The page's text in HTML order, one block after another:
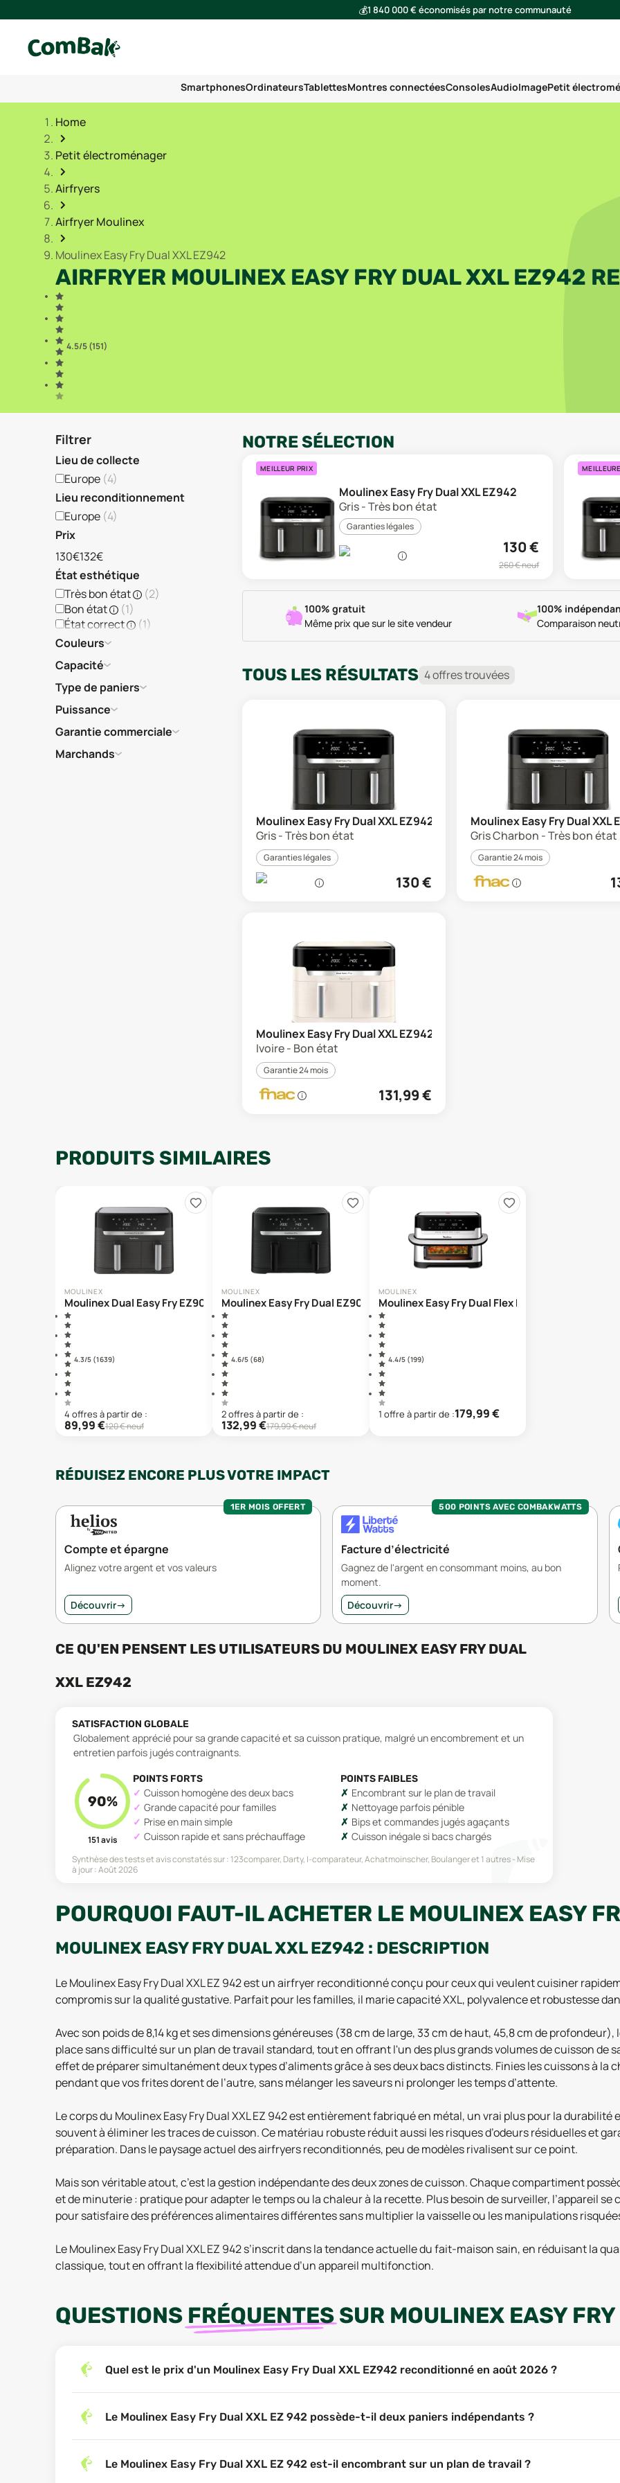
💰1 840 000 € économisés par notre communauté
SmartphonesOrdinateursTablettesMontres connectéesConsolesAudioImagePetit
Home
Petit électroménager
Airfryers
Airfryer Moulinex
Moulinex Easy Fry Dual XXL EZ942
AIRFRYER MOULINEX EASY FRY DUAL XXL EZ942
4.5/5 (151)
Filtrer
Lieu de collecte
Europe (4)
Lieu reconditionnement
Europe (4)
Prix
130€132€
État esthétique
Très bon état
(2)
Bon état
(1)
État correct
(1)
Couleurs
Capacité
Type de paniers
Puissance
Garantie commerciale
Marchands
NOTRE SÉLECTION
MEILLEUR PRIX
Moulinex Easy Fry Dual XXL EZ942
Gris - Très bon état
Garanties légales
130€
260€ neuf
100% gratuit
Même prix que sur le site vendeur
100%
Comparaison
TOUS LES RÉSULTATS 4offrestrouvées
Moulinex Easy Fry Dual XXL EZ942
Gris - Très bon état
Garanties légales
130€
Moulinex Easy Fry Dual XXL
Gris Charbon - Très bon état
Garantie 24 mois
Moulinex Easy Fry Dual XXL EZ942
Ivoire - Bon état
Garantie 24 mois
131,99€
PRODUITS SIMILAIRES
MOULINEX
Moulinex Dual Easy Fry EZ905
4.3/5 (1 639)
4 offresà partir de :
89,99€120€ neuf
MOULINEX
Moulinex Easy Fry Dual EZ901
4.6/5 (68)
2offresà partir de :
132,99€179,99€ neuf
MOULINEX
Moulinex Easy Fry Dual Flex EZ922
4.4/5 (199)
1 offre à partir de :179,99€
RÉDUISEZ ENCORE PLUS VOTRE IMPACT
1ER MOIS OFFERT
Compte et épargne
Alignez votre argent et vos valeurs
Découvrir→
500 POINTS AVEC COMBAKWATTS
Facture d’électricité
Gagnez de l'argent en consommant moins, au bon
moment.
Découvrir→
CE QU'EN PENSENT LES UTILISATEURS DU MOULINEX EASY FRY DUAL
XXL EZ942
SATISFACTION GLOBALE
Globalement apprécié pour sa grande capacité et sa cuisson pratique, malgré un encombrement et un
entretien parfois jugés contraignants.
90%
151avis
POINTS FORTS
Cuisson homogène des deux bacs
Grande capacité pour familles
Prise en main simple
Cuisson rapide et sans préchauffage
POINTS FAIBLES
Encombrant sur le plan de travail
Nettoyage parfois pénible
Bips et commandes jugés agaçants
Cuisson inégale si bacs chargés
Synthèse des tests et avis constatés sur : 123comparer, Darty, I-comparateur, Achatmoinscher, Boulangeret 1 autres Mise
à jour :Août 2026
POURQUOI FAUT-IL ACHETER LE MOULINEX EASY
MOULINEX EASY FRY DUAL XXL EZ942 : DESCRIPTION
Le Moulinex Easy Fry Dual XXL EZ 942 est un airfryer reconditionné conçu pour ceux qui veulent cuisiner
compromis sur la qualité gustative. Parfait pour les familles, il marie capacité XXL, polyvalence et robustesse
Avec son poids de 8,14 kg et ses dimensions généreuses (38 cm de large, 33 cm de haut, 45,8 cm de profondeur),
place sans difficulté sur un plan de travail standard, tout en offrant l'un des plus grands volumes de cuisson de
effet de préparer simultanément deux types d’aliments grâce à ses deux bacs distincts. Finies les cuissons à la
pendant que vos frites dorent de l’autre, sans mélanger les saveurs ni prolonger les temps d’attente.
Le corps du Moulinex Easy Fry Dual XXL EZ 942 est entièrement fabriqué en métal, un vrai plus pour la
souvent à éliminer les traces de cuisson. Ce matériau robuste réduit aussi les risques d’odeurs résiduelles et
préparation. Dans le paysage actuel des airfryers reconditionnés, peu de modèles rivalisent sur ce point.
Mais son véritable atout, c’est la gestion indépendante des deux zones de cuisson. Chaque compartiment
et de minuterie : pratique pour adapter le temps ou la chaleur à la recette. Plus besoin de surveiller, l’appareil
pour satisfaire des préférences alimentaires différentes sans multiplier la vaisselle ou les manipulations
Le Moulinex Easy Fry Dual XXL EZ 942 s’inscrit dans la tendance actuelle du fait-maison sain, en réduisant la
classique, tout en offrant la flexibilité attendue d’un appareil multifonction.
QUESTIONS FRÉQUENTES SUR MOULINEX EASY
Quel est le prix d'un Moulinex Easy Fry Dual XXL EZ942 reconditionné en août 2026 ?
Le Moulinex Easy Fry Dual XXL EZ 942 possède-t-il deux paniers indépendants ?
Le Moulinex Easy Fry Dual XXL EZ 942 est-il encombrant sur un plan de travail ?